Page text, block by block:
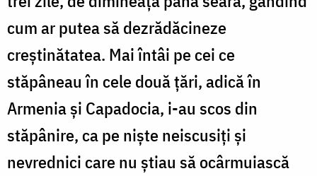
cum ar putea să dezrădăcineze
creştinătatea. Mai întâi pe cei ce
stăpâneau în cele două ţări, adică în
Armenia şi Capadocia, i-au scos din
stăpânire, ca pe nişte neiscusiţi şi
nevrednici care nu ştiau să ocârmuiască